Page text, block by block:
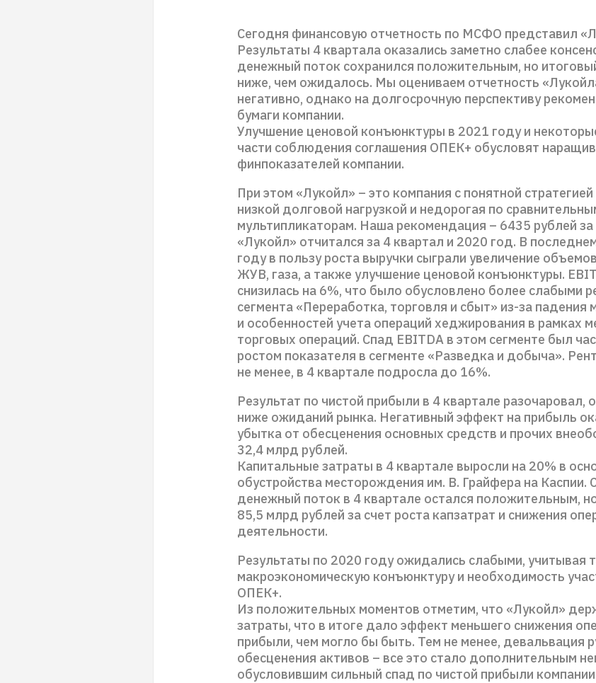
Сегодня финансовую отчетность по МСФО представил
Результаты 4 квартала оказались заметно слабее
денежный поток сохранился положительным, но
ниже, чем ожидалось. Мы оцениваем отчетность
негативно, однако на долгосрочную перспективу
бумаги компании.
Улучшение ценовой конъюнктуры в 2021 году и
части соблюдения соглашения ОПЕК+ обусловят
финпоказателей компании.
При этом «Лукойл» – это компания с понятной стратегией
низкой долговой нагрузкой и недорогая по
мультипликаторам. Наша рекомендация – 6435 рублей
«Лукойл» отчитался за 4 квартал и 2020 год. В
году в пользу роста выручки сыграли увеличение
ЖУВ, газа, а также улучшение ценовой конъюнктуры.
снизилась на 6%, что было обусловлено более слабыми
сегмента «Переработка, торговля и сбыт» из-за падения
и особенностей учета операций хеджирования в рамках
торговых операций. Спад EBITDA в этом сегменте был
ростом показателя в сегменте «Разведка и добыча».
не менее, в 4 квартале подросла до 16%.
Результат по чистой прибыли в 4 квартале разочаровал,
ниже ожиданий рынка. Негативный эффект на прибыль
убытка от обесценения основных средств и прочих
32,4 млрд рублей.
Капитальные затраты в 4 квартале выросли на 20% в
обустройства месторождения им. В. Грайфера на Каспии.
денежный поток в 4 квартале остался положительным,
85,5 млрд рублей за счет роста капзатрат и снижения
деятельности.
Результаты по 2020 году ожидались слабыми, учитывая
макроэкономическую конъюнктуру и необходимость
ОПЕК+.
Из положительных моментов отметим, что «Лукойл»
затраты, что в итоге дало эффект меньшего снижения
прибыли, чем могло бы быть. Тем не менее, девальвация
обесценения активов – все это стало дополнительным
обусловившим сильный спад по чистой прибыли